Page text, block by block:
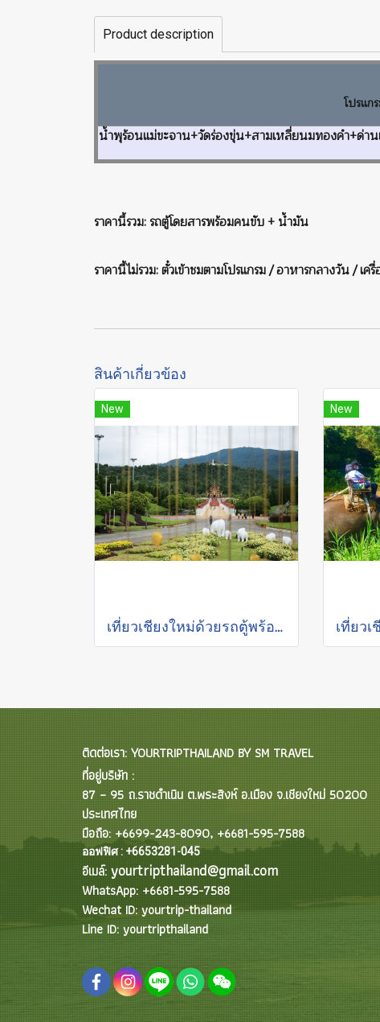
Product description
โปรแก
น้ำพุร้อนแม่ขะจาน+วัดร่องขุ่น+สามเหลี่ยนมทองคำ+ด่า
ราคานี้รวม: รถตู้โดยสารพร้อมคนขับ + น้ำมัน
ราคานี้ไม่รวม: ตั๋วเข้าชมตามโปรแกรม / อาหารกลางวัน / เค
สินค้าเกี่ยวข้อง
New
เที่ยวเชียงใหม่ด้วยรถตู้พร้อมคนขับ "อุทยานแห่งชาติ-สวนดอกไม้"
New
ติดต่อเรา: YOURTRIPTHAILAND BY SM TRAVEL
ที่อยู่บริษัท :
87 – 95 ถ.ราชดำเนิน ต.พระสิงห์ อ.เมือง จ.เชียงใหม่ 50200
ประเทศไทย
มือถือ: +6699-243-8090, +6681-595-7588
ออฟฟิศ : +6653281-045
อีเมล์: yourtripthailand@gmail.com
WhatsApp: +6681-595-7588
Wechat ID: yourtrip-thailand
Line ID: yourtripthailand